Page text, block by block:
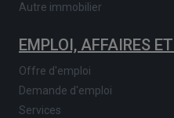
Autre immobilier
EMPLOI, AFFAIRES
Offre d'emploi
Demande d'emploi
Services